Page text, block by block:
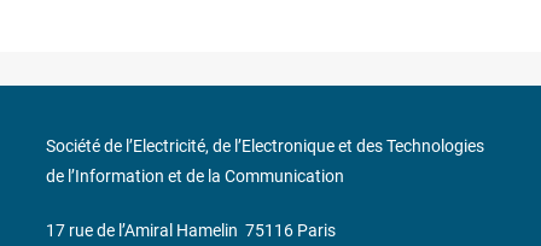
Société de l’Electricité, de l’Electronique et des Technologies
de l’Information et de la Communication
17 rue de l’Amiral Hamelin 75116 Paris